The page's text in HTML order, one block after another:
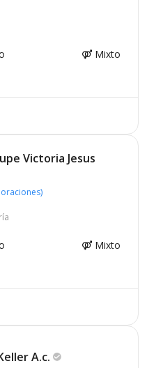
Mixto
Victoria Jesus
Mixto
A.c.